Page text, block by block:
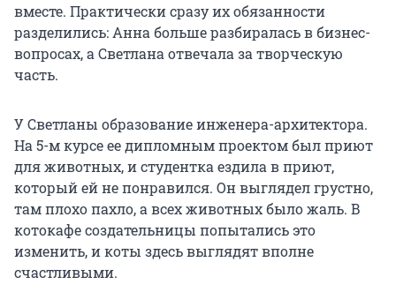
вместе. Практически сразу их обязанности
разделились: Анна больше разбиралась в бизнес-
вопросах, а Светлана отвечала за творческую
часть.
У Светланы образование инженера-архитектора.
На 5-м курсе ее дипломным проектом был приют
для животных, и студентка ездила в приют,
который ей не понравился. Он выглядел грустно,
там плохо пахло, а всех животных было жаль. В
котокафе создательницы попытались это
изменить, и коты здесь выглядят вполне
счастливыми.